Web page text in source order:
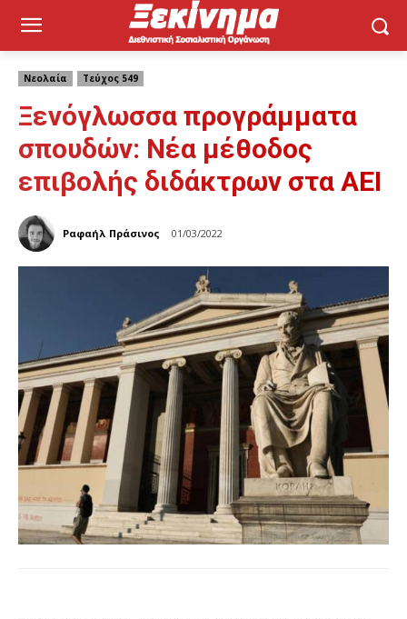
Νεολαία Τεύχος 549
Ξενόγλωσσα προγράμματα
σπουδών: Νέα μέθοδος
επιβολής διδάκτρων στα ΑΕΙ
Ραφαήλ Πράσινος 01/03/2022